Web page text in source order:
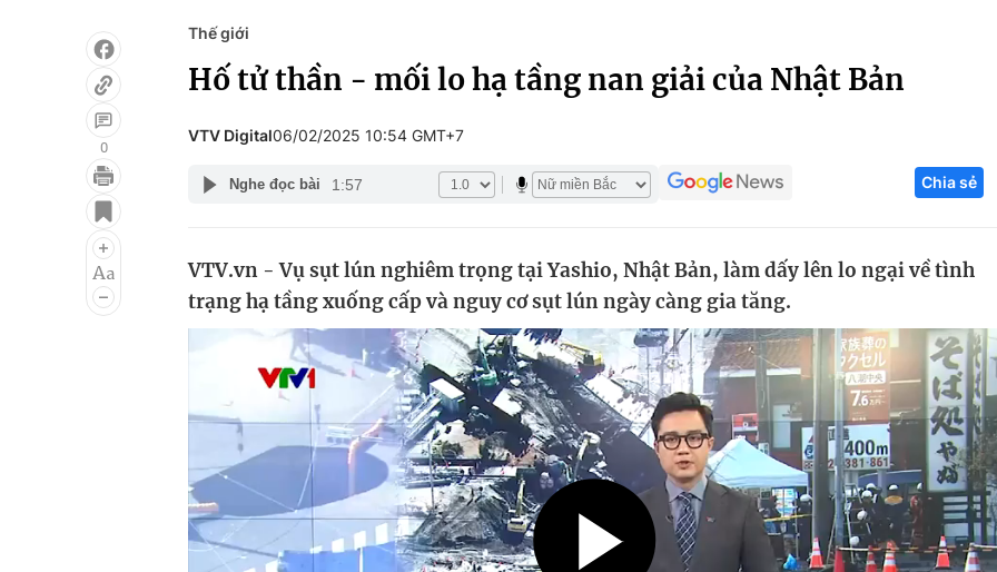
Infographic
Điện ảnh
Âm nhạc
Làm đẹp
Chất lượng cuộc sống
Giáo dục
Học trực tuyến
Công nghệ
Sản phẩm
Thị trường
Tư vấn
0
Thế giới
Hố tử thần - mối lo hạ tầng nan giải của Nhật Bản
VTV Digital06/02/2025 10:54 GMT+7
Nghe đọc bài 1:57 Chia sẻ
VTV.vn - Vụ sụt lún nghiêm trọng tại Yashio, Nhật Bản, làm dấy lên lo ngại về tình
trạng hạ tầng xuống cấp và nguy cơ sụt lún ngày càng gia tăng.